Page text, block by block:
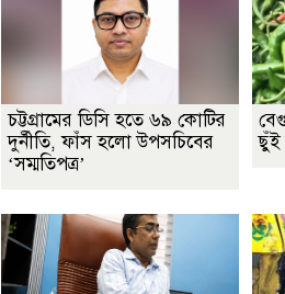
চট্টগ্রামের ডিসি হতে ৬৯ কোটির
দুর্নীতি, ফাঁস হলো উপসচিবের
‘সম্মতিপত্র’
ছুঁই